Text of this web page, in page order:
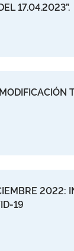
17.04.2023”.
2022:
19